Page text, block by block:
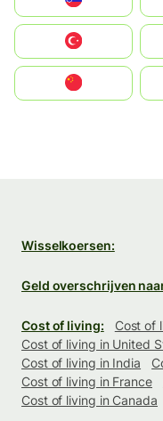
United States
中國香港特別行政區
Wisselkoersen:
Geld overschrijven
Cost of living:
Cost of
Cost of living in United
Cost of living in India
Cost of living in France
Cost of living in Canada